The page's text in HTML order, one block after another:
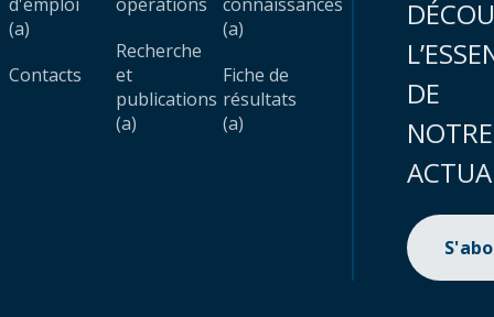
(a)
Contacts
Recherche
et
publications
(a)
(a)
Fiche de
résultats
(a)
DE
NOTRE